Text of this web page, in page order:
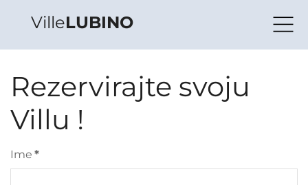
VilleLUBINO
Rezervirajte svoju
Villu !
Ime *